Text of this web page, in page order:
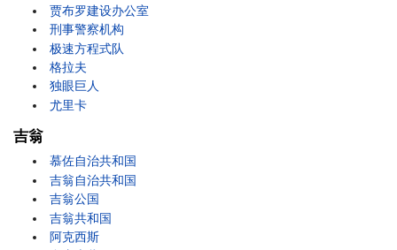
贾布罗建设办公室
刑事警察机构
极速方程式队
格拉夫
独眼巨人
尤里卡
吉翁
慕佐自治共和国
吉翁自治共和国
吉翁公国
吉翁共和国
阿克西斯